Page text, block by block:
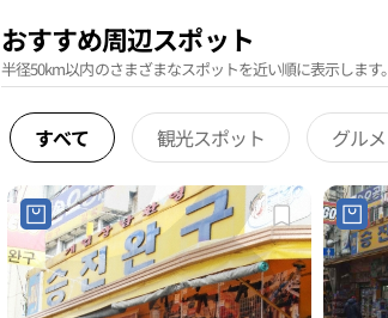
おすすめ周辺スポット
半径50km以内のさまざまなスポットを近い順に表示します。
すべて 観光スポット グルメ